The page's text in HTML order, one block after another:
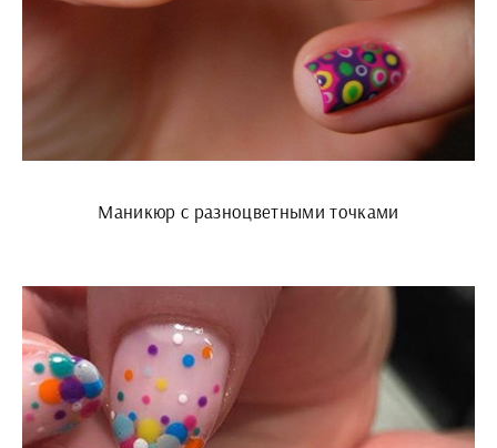
Маникюр с разноцветными точками